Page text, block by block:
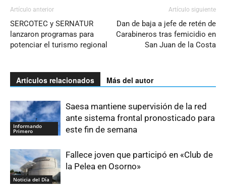
Artículo anterior
SERCOTEC y SERNATUR
lanzaron programas para
potenciar el turismo regional
Artículo siguiente
Dan de baja a jefe de retén de
Carabineros tras femicidio en
San Juan de la Costa
Artículos relacionados Más del autor
Informando
Primero
Saesa mantiene supervisión de la red
ante sistema frontal pronosticado para
este fin de semana
Noticia del Día
Fallece joven que participó en «Club de
la Pelea en Osorno»